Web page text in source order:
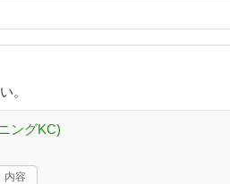
。
ングKC)
内容